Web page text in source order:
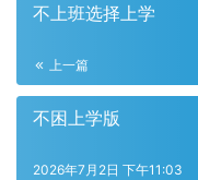
不上班选择上学
上一篇
不困上学版
2026年7月2日 下午11:03